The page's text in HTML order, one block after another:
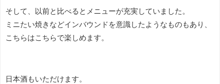
そして、以前と比べるとメニューが充実していました。
ミニたい焼きなどインバウンドを意識したようなものもあり、
こちらはこちらで楽しめます。
日本酒もいただけます。